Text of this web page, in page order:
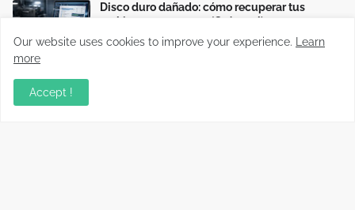
Disco duro dañado: cómo recuperar tus
archivos paso a paso (Guía real)
Our website uses cookies to improve your experience.
Learn
more
Accept !